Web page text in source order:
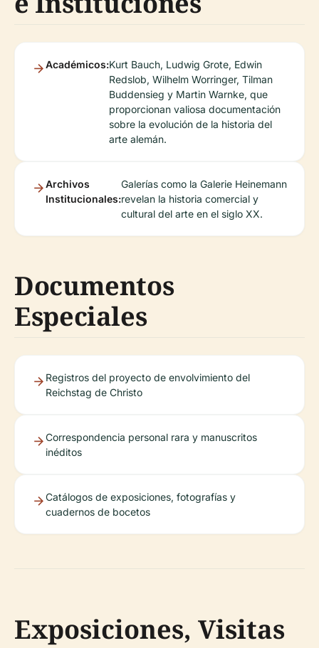
Académicos:Kurt Bauch, Ludwig Grote, Edwin
Redslob, Wilhelm Worringer, Tilman
Buddensieg y Martin Warnke, que
proporcionan valiosa documentación
sobre la evolución de la historia del
arte alemán.
Archivos
Institucionales:
Galerías como la Galerie Heinemann
revelan la historia comercial y
cultural del arte en el siglo XX.
Documentos
Especiales
Registros del proyecto de envolvimiento del
Reichstag de Christo
Correspondencia personal rara y manuscritos
inéditos
Catálogos de exposiciones, fotografías y
cuadernos de bocetos
Exposiciones, Visitas